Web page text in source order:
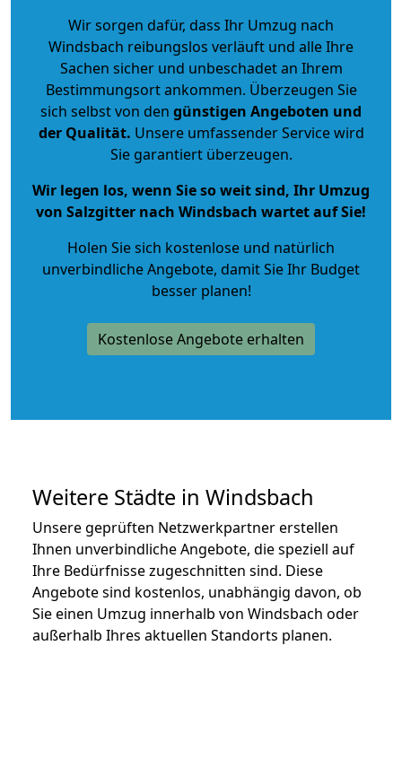
Wir sorgen dafür, dass Ihr Umzug nach
Windsbach reibungslos verläuft und alle Ihre
Sachen sicher und unbeschadet an Ihrem
Bestimmungsort ankommen. Überzeugen Sie
sich selbst von den günstigen Angeboten und
der Qualität. Unsere umfassender Service wird
Sie garantiert überzeugen.
Wir legen los, wenn Sie so weit sind, Ihr Umzug
von Salzgitter nach Windsbach wartet auf Sie!
Holen Sie sich kostenlose und natürlich
unverbindliche Angebote, damit Sie Ihr Budget
besser planen!
Kostenlose Angebote erhalten
Weitere Städte in Windsbach
Unsere geprüften Netzwerkpartner erstellen
Ihnen unverbindliche Angebote, die speziell auf
Ihre Bedürfnisse zugeschnitten sind. Diese
Angebote sind kostenlos, unabhängig davon, ob
Sie einen Umzug innerhalb von Windsbach oder
außerhalb Ihres aktuellen Standorts planen.